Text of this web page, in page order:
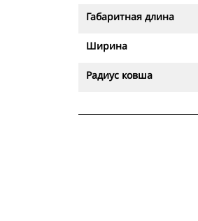
Габаритная длина
Ширина
Радиус ковша